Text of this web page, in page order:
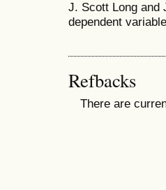
J. Scott Long and
dependent
Refbacks
There are